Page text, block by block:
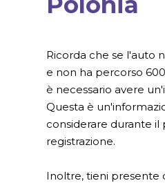
Ricorda che se l'auto
e non ha percorso
è necessario avere
Questa è
considerare durante il
registrazione.
Inoltre, tieni presente